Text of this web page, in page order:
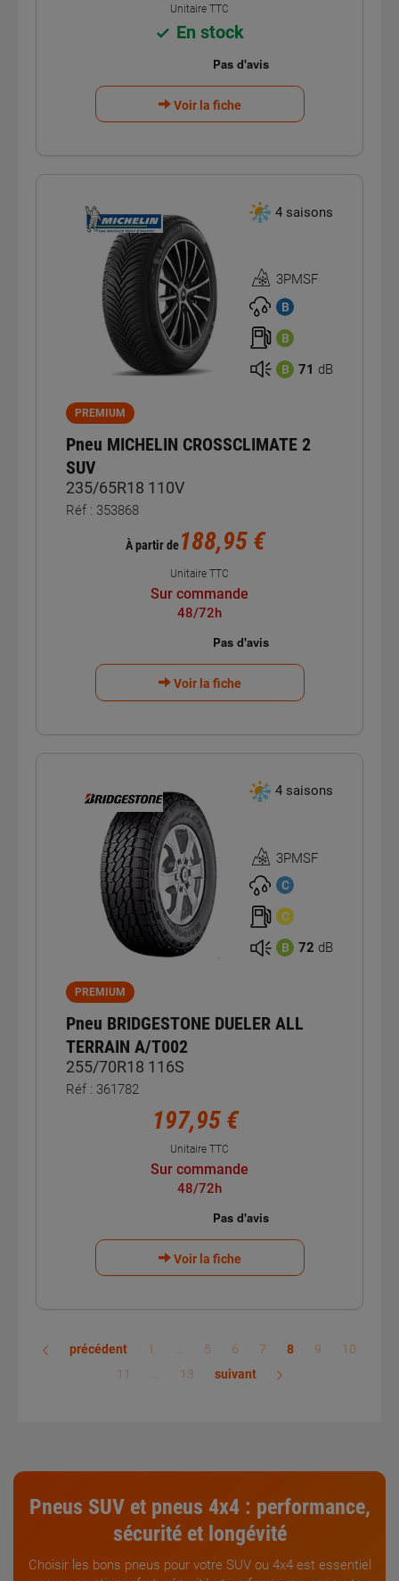
Unitaire TTC
En stock
Voir la fiche
4 saisons
Homologation
3PMSF
3PMSF
B
B
B 71 dB
PREMIUM
Pneu MICHELIN CROSSCLIMATE 2
SUV
235/65R18 110V
Réf : 353868
À partir de188,95 €
Unitaire TTC
Sur commande
48/72h
Voir la fiche
4 saisons
Homologation
3PMSF
3PMSF
C
C
B 72 dB
PREMIUM
Pneu BRIDGESTONE DUELER ALL
TERRAIN A/T002
255/70R18 116S
Réf : 361782
197,95 €
Unitaire TTC
Sur commande
48/72h
Voir la fiche
précédent 1 … 5 6 7 8 9
10
11
… 13 suivant
Pneus SUVet pneus 4x4: performance,
sécuritéet longévité
Choisir les bons pneus pour votre SUV ou 4x4 est essentiel